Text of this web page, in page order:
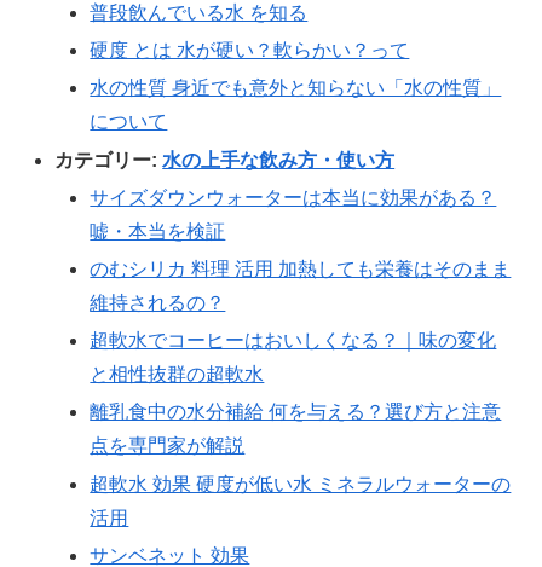
普段飲んでいる水 を知る
硬度 とは 水が硬い？軟らかい？って
水の性質 身近でも意外と知らない「水の性質」
について
カテゴリー: 水の上手な飲み方・使い方
サイズダウンウォーターは本当に効果がある？
嘘・本当を検証
のむシリカ 料理 活用 加熱しても栄養はそのまま
維持されるの？
超軟水でコーヒーはおいしくなる？｜味の変化
と相性抜群の超軟水
離乳食中の水分補給 何を与える？選び方と注意
点を専門家が解説
超軟水 効果 硬度が低い水 ミネラルウォーターの
活用
サンベネット 効果